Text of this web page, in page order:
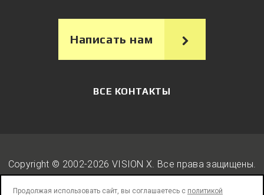
Написать нам
ВСЕ КОНТАКТЫ
Copyright © 2002-2026 VISION X. Вcе права защищены.
Продолжая использовать сайт, вы соглашаетесь с политикой